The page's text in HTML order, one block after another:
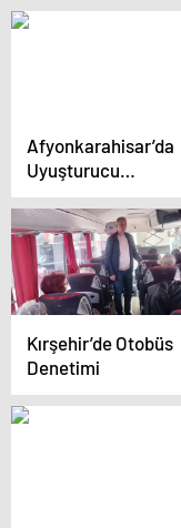
Afyonkarahisar’da
Uyuşturucu
Operasyonu
Kırşehir’de Otobüs
Denetimi